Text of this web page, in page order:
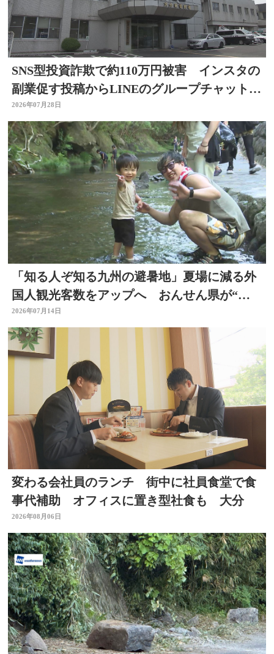
SNS型投資詐欺で約110万円被害 インスタの
副業促す投稿からLINEのグループチャットに
参加 大分
2026年07月28日
「知る人ぞ知る九州の避暑地」夏場に減る外
国人観光客数をアップへ おんせん県が“涼
しい大分”に
2026年07月14日
変わる会社員のランチ 街中に社員食堂で食
事代補助 オフィスに置き型社食も 大分
2026年08月06日